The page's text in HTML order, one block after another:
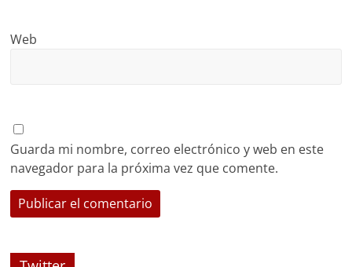
Web
Guarda mi nombre, correo electrónico y web en este
navegador para la próxima vez que comente.